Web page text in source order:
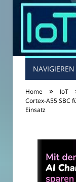
NAVIGIEREN
Home » IoT
Cortex-A55 SBC
Einsatz